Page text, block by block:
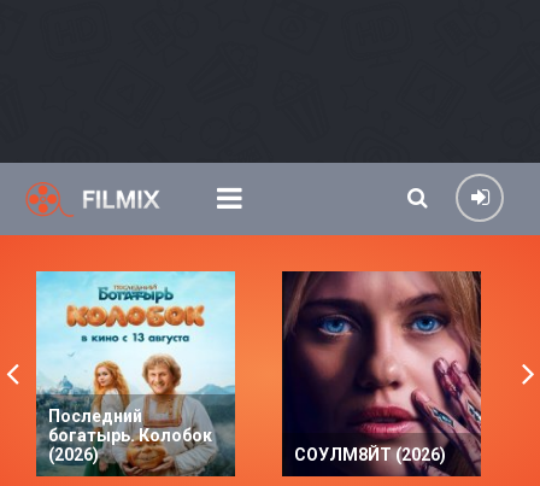
Последний
богатырь. Колобок
(2026)
СОУЛМ8ЙТ (2026)